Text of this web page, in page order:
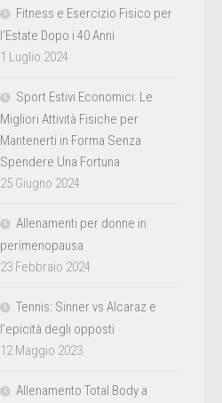
Fitness e Esercizio Fisico per
l’Estate Dopo i 40 Anni
1 Luglio 2024
Sport Estivi Economici: Le
Migliori Attività Fisiche per
Mantenerti in Forma Senza
Spendere Una Fortuna
25 Giugno 2024
Allenamenti per donne in
perimenopausa
23 Febbraio 2024
Tennis: Sinner vs Alcaraz e
l’epicità degli opposti
12 Maggio 2023
Allenamento Total Body a